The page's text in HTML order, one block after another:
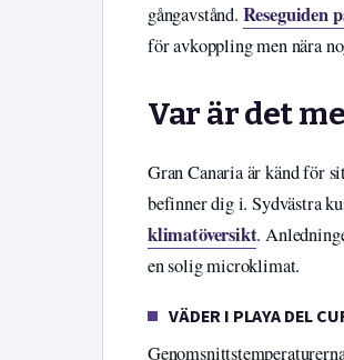
gångavstånd. Reseguiden
för avkoppling men nära
Var är det
Gran Canaria är känd för
befinner dig i. Sydvästra
klimatöversikt.
en solig microklimat.
VÄDER I PLAYA DEL